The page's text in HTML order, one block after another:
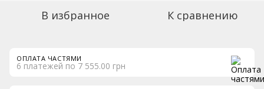
В избранное К сравнению
ОПЛАТА ЧАСТЯМИ
6 платежей по 7 555.00 грн